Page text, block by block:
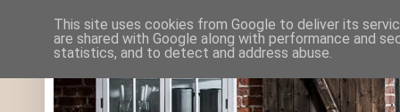
This site uses cookies from Google to deliver its
are shared with Google along with performance and
statistics, and to detect and address abuse.